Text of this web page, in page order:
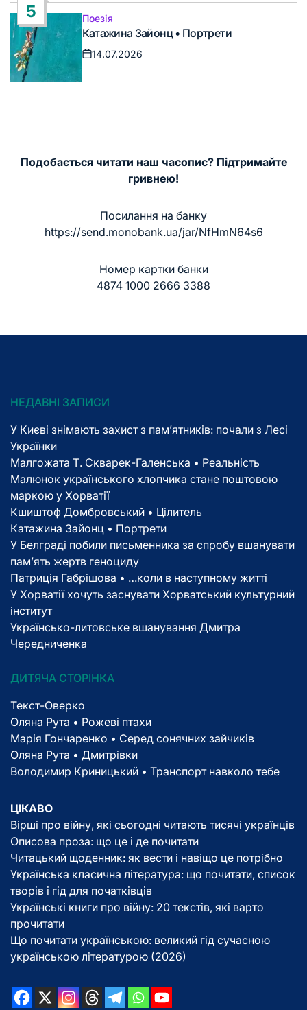
5
Опублікувати
у
Поезія
Катажина Зайонц • Портрети
Дата
14.07.2026
Подобається читати наш часопис? Підтримайте
гривнею!
Посилання на банку
https://send.monobank.ua/jar/NfHmN64s6
Номер картки банки
4874 1000 2666 3388
НЕДАВНІ ЗАПИСИ
У Києві знімають захист з пам’ятників: почали з Лесі
Українки
Малгожата Т. Скварек-Галенська • Реальність
Малюнок українського хлопчика стане поштовою
маркою у Хорватії
Кшиштоф Домбровський • Цілитель
Катажина Зайонц • Портрети
У Белграді побили письменника за спробу вшанувати
пам’ять жертв геноциду
Патриція Габрішова • …коли в наступному житті
У Хорватії хочуть заснувати Хорватський культурний
інститут
Українсько-литовське вшанування Дмитра
Чередниченка
ДИТЯЧА СТОРІНКА
Текст-Оверко
Оляна Рута • Рожеві птахи
Марія Гончаренко • Серед сонячних зайчиків
Оляна Рута • Дмитрівки
Володимир Криницький • Транспорт навколо тебе
ЦІКАВО
Вірші про війну, які сьогодні читають тисячі українців
Описова проза: що це і де почитати
Читацький щоденник: як вести і навіщо це потрібно
Українська класична література: що почитати, список
творів і гід для початківців
Українські книги про війну: 20 текстів, які варто
прочитати
Що почитати українською: великий гід сучасною
українською літературою (2026)